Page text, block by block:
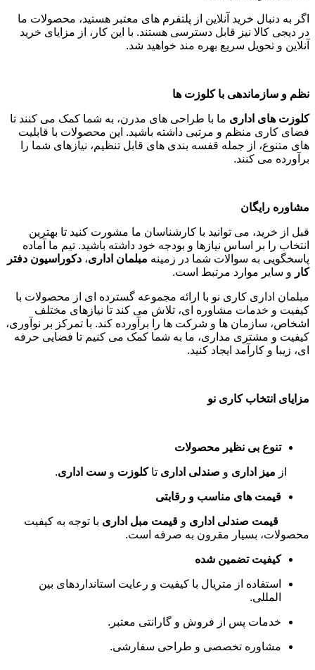
اگر به دنبال خرید آنلاین از پلتفرم های معتبر هستید، محصولات ما
در دیجی کالا نیز قابل دسترسی هستند. با این کار، از مزایای خرید
آنلاین و تحویل سریع بهره مند خواهید شد.
نظم و سازماندهی با کلوزت ها
کلوزت های اداری ما با طراحی های مدرن، به شما کمک می کنند تا
فضای کاری منظم و مرتبی داشته باشید. این محصولات با قابلیت
های متنوع، از جمله قفسه بندی های قابل تنظیم، نیازهای شما را
برآورده می کنند.
مشاوره رایگان
قبل از خرید، می توانید با کارشناسان ما مشورت کنید تا بهترین
انتخاب را بر اساس نیازها و بودجه خود داشته باشید. تیم ما آماده
پاسخگویی به سوالات شما در زمینه مبلمان اداری، دکوراسیون دفتر
کار و سایر موارد مرتبط است.
مبلمان اداری کاری نو با ارائه مجموعه گسترده ای از محصولات با
کیفیت و خدمات مشاوره ای، تلاش می کند تا نیازهای مختلف
اشخاص، سازمان ها و شرکت ها را برآورده کند. با تمرکز بر نوآوری،
کیفیت و مشتری مداری، ما به شما کمک می کنیم تا فضایی حرفه
ای، زیبا و کارآمد ایجاد کنید.
مزایای انتخاب کاری نو
تنوع بی نظیر محصولات
از میز اداری و صندلی اداری تاکلوزت و ست اداری.
قیمت های مناسب و رقابتی
قیمت صندلی اداری و قیمت مبل اداری با توجه به کیفیت
محصولات، بسیار مقرون به صرفه است.
کیفیت تضمین شده
استفاده از متریال با کیفیت و رعایت استانداردهای بین
المللی.
خدمات پس از فروش و گارانتی معتبر .
مشاوره تخصصی و طراحی سفارشی.